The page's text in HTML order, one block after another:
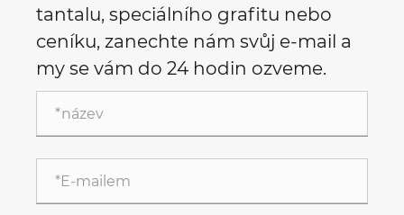
tantalu, speciálního grafitu nebo
ceníku, zanechte nám svůj e-mail a
my se vám do 24 hodin ozveme.